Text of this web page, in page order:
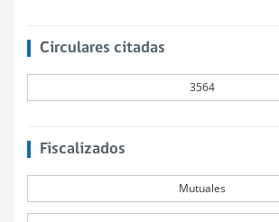
Circulares citadas
3564
Fiscalizados
Mutuales